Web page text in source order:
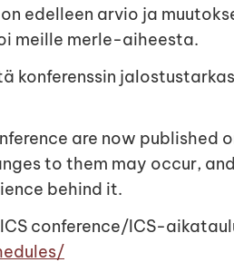
edelleen arvio ja
meille merle-aiheesta.
konferenssin
are now published
to them may occur,
behind it.
conference/ICS-